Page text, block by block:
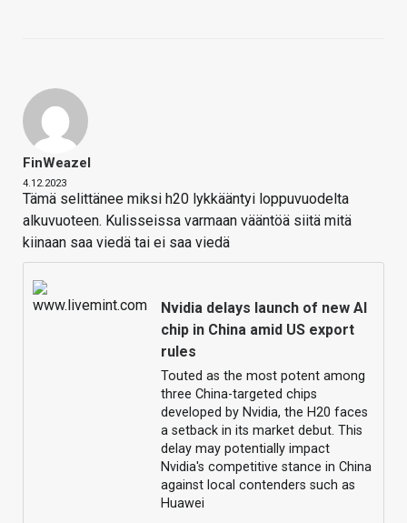
FinWeazel
4.12.2023
Tämä selittänee miksi h20 lykkääntyi loppuvuodelta
alkuvuoteen. Kulisseissa varmaan vääntöä siitä mitä
kiinaan saa viedä tai ei saa viedä
Nvidia delays launch of new AI
chip in China amid US export
rules
Touted as the most potent among
three China-targeted chips
developed by Nvidia, the H20 faces
a setback in its market debut. This
delay may potentially impact
Nvidia's competitive stance in China
against local contenders such as
Huawei